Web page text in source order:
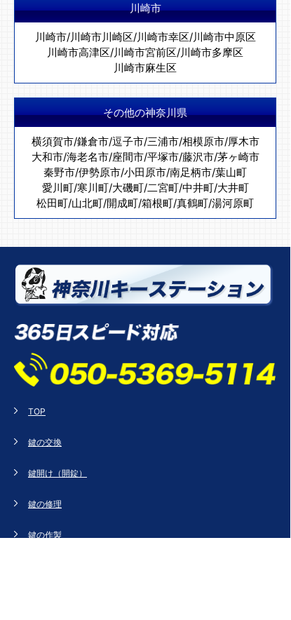
川崎市
川崎市/川崎市川崎区/川崎市幸区/川崎市中原区
川崎市高津区/川崎市宮前区/川崎市多摩区
川崎市麻生区
その他の神奈川県
横須賀市/鎌倉市/逗子市/三浦市/相模原市/厚木市
大和市/海老名市/座間市/平塚市/藤沢市/茅ヶ崎市
秦野市/伊勢原市/小田原市/南足柄市/葉山町
愛川町/寒川町/大磯町/二宮町/中井町/大井町
松田町/山北町/開成町/箱根町/真鶴町/湯河原町
TOP
鍵の交換
鍵開け（開錠）
鍵の修理
鍵の作製